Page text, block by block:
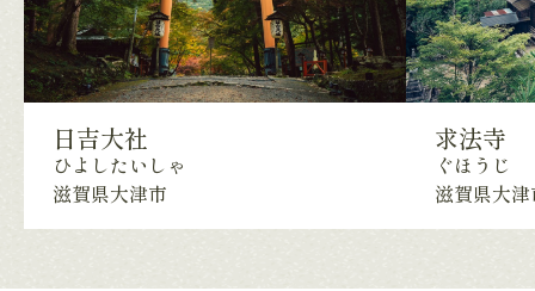
日吉大社
ひよしたいしゃ
滋賀県大津市
求法寺
ぐほうじ
滋賀県大